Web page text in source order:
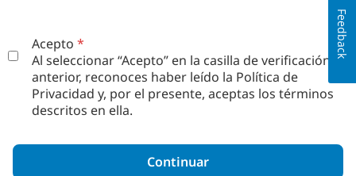
Acepto *
Al seleccionar “Acepto” en la casilla de verificación
anterior, reconoces haber leído la Política de
Privacidad y, por el presente, aceptas los términos
descritos en ella.
Continuar
Feedback